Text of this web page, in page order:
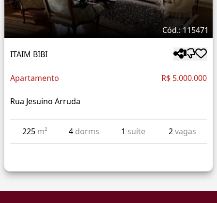
Cód.: 115471
ITAIM BIBI
Apartamento R$ 5.000.000
Rua Jesuino Arruda
225 m² 4 dorms 1 suíte 2vagas